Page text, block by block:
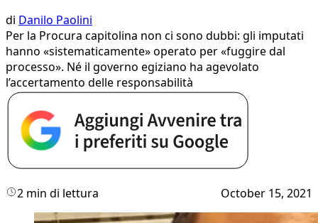
di Danilo Paolini
Per la Procura capitolina non ci sono dubbi: gli imputati
hanno «sistematicamente» operato per «fuggire dal
processo». Né il governo egiziano ha agevolato
l’accertamento delle responsabilità
2 min di lettura October 15, 2021